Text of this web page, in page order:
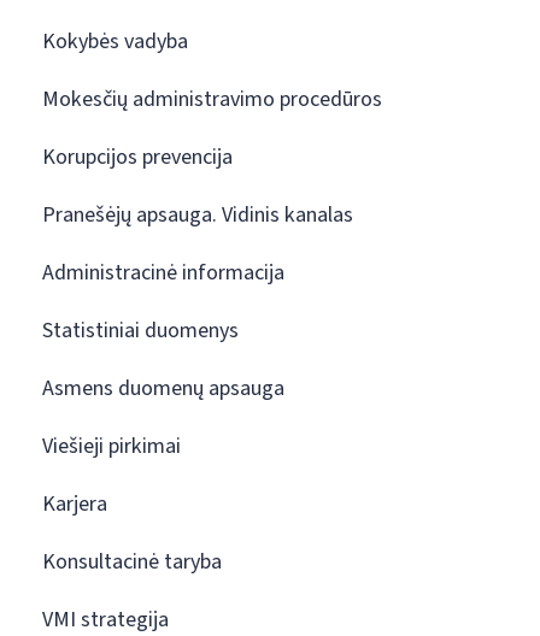
Kokybės vadyba
Mokesčių administravimo procedūros
Korupcijos prevencija
Pranešėjų apsauga. Vidinis kanalas
Administracinė informacija
Statistiniai duomenys
Asmens duomenų apsauga
Viešieji pirkimai
Karjera
Konsultacinė taryba
VMI strategija